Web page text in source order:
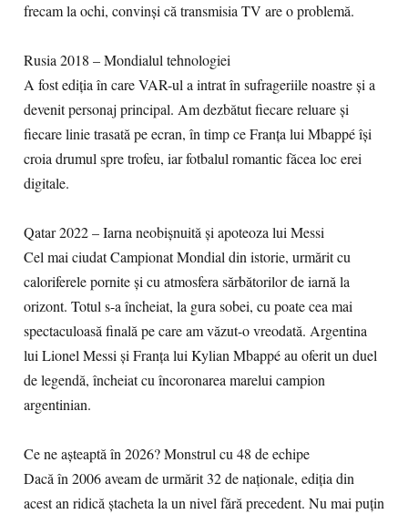
frecam la ochi, convinși că transmisia TV are o problemă.
Rusia 2018 – Mondialul tehnologiei
A fost ediția în care VAR-ul a intrat în sufrageriile noastre și a
devenit personaj principal. Am dezbătut fiecare reluare și
fiecare linie trasată pe ecran, în timp ce Franța lui Mbappé își
croia drumul spre trofeu, iar fotbalul romantic făcea loc erei
digitale.
Qatar 2022 – Iarna neobișnuită și apoteoza lui Messi
Cel mai ciudat Campionat Mondial din istorie, urmărit cu
caloriferele pornite și cu atmosfera sărbătorilor de iarnă la
orizont. Totul s-a încheiat, la gura sobei, cu poate cea mai
spectaculoasă finală pe care am văzut-o vreodată. Argentina
lui Lionel Messi și Franța lui Kylian Mbappé au oferit un duel
de legendă, încheiat cu încoronarea marelui campion
argentinian.
Ce ne așteaptă în 2026? Monstrul cu 48 de echipe
Dacă în 2006 aveam de urmărit 32 de naționale, ediția din
acest an ridică ștacheta la un nivel fără precedent. Nu mai puțin